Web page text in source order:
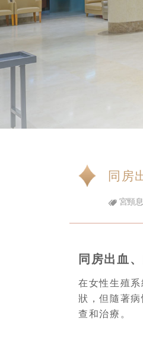
同房
宮頸
同房出血
在女性生殖
狀，但隨著
查和治療。